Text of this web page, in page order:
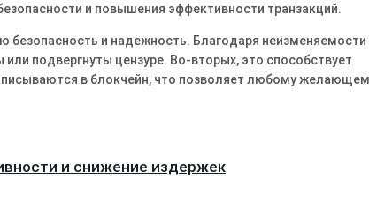
и повышения эффективности транзакций.
безопасность и надежность. Благодаря неизменяемости
подвергнуты цензуре. Во-вторых, это способствует
в блокчейн, что позволяет любому
и снижение издержек